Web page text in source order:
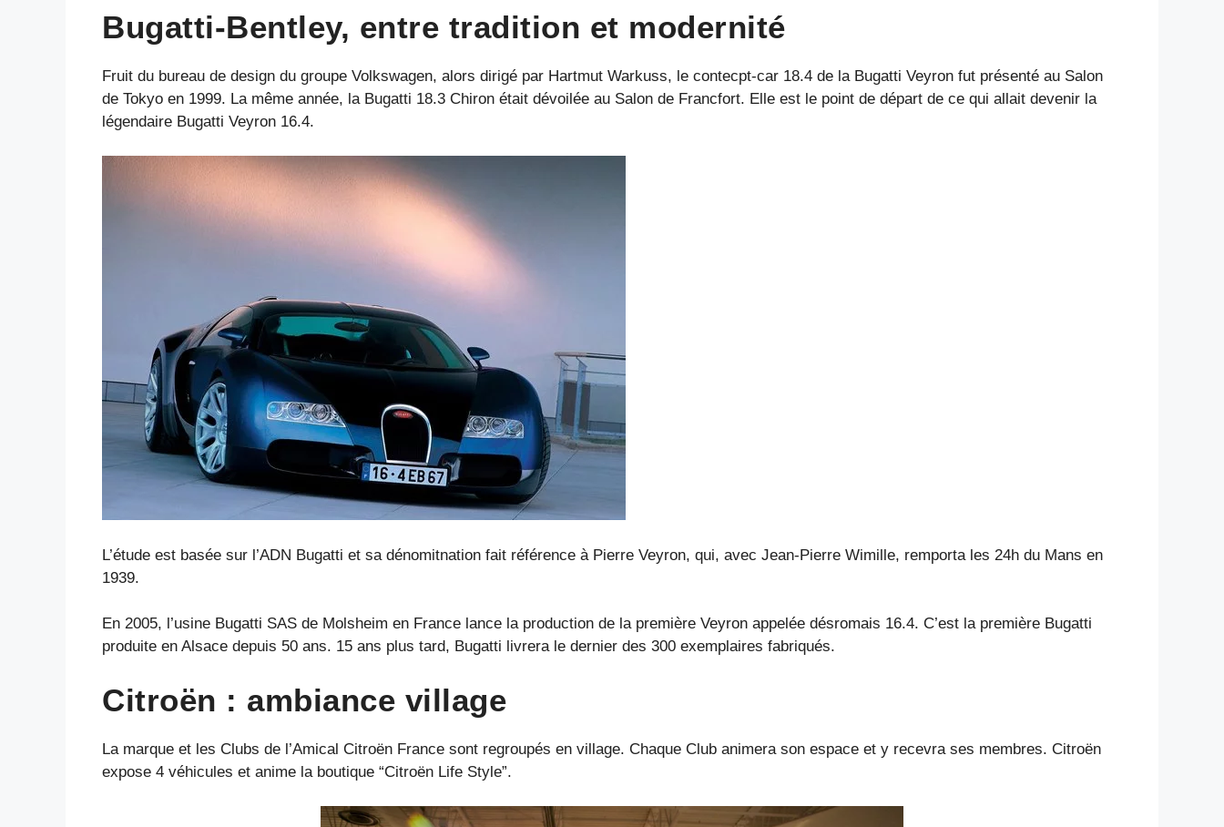
Bugatti-Bentley, entre tradition et modernité
Fruit du bureau de design du groupe Volkswagen, alors dirigé par Hartmut Warkuss, le contecpt-car 18.4 de la Bugatti Veyron fut présenté au Salon
de Tokyo en 1999. La même année, la Bugatti 18.3 Chiron était dévoilée au Salon de Francfort. Elle est le point de départ de ce qui allait devenir la
légendaire Bugatti Veyron 16.4.
L’étude est basée sur l’ADN Bugatti et sa dénomitnation fait référence à Pierre Veyron, qui, avec Jean-Pierre Wimille, remporta les 24h du Mans en
1939.
En 2005, l’usine Bugatti SAS de Molsheim en France lance la production de la première Veyron appelée désromais 16.4. C’est la première Bugatti
produite en Alsace depuis 50 ans. 15 ans plus tard, Bugatti livrera le dernier des 300 exemplaires fabriqués.
Citroën : ambiance village
La marque et les Clubs de l’Amical Citroën France sont regroupés en village. Chaque Club animera son espace et y recevra ses membres. Citroën
expose 4 véhicules et anime la boutique “Citroën Life Style”.